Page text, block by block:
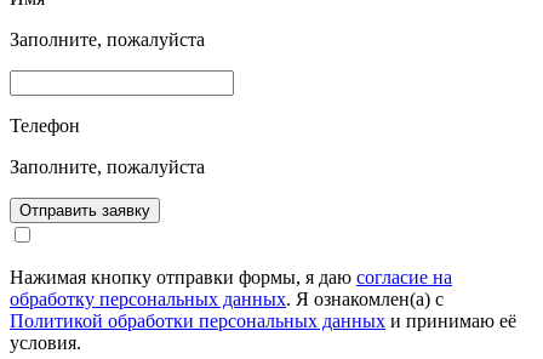
Заполните, пожалуйста
Телефон
Заполните, пожалуйста
Отправить заявку
Нажимая кнопку отправки формы, я даю согласие на
обработку персональных данных. Я ознакомлен(а) с
Политикой обработки персональных данных и принимаю её
условия.